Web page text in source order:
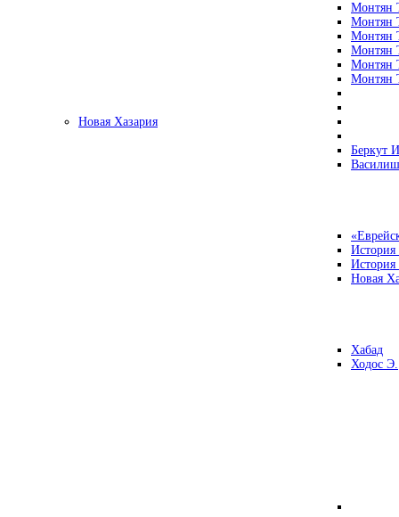
Монтян
Монтян
Монтян
Монтян
Монтян
Монтян
Новая Хазария
Беркут
Новая
Хабад
Ходос Э.